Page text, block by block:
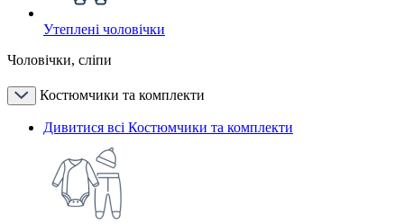
Утеплені чоловічки
Чоловічки, сліпи
Костюмчики та комплекти
Дивитися всі Костюмчики та комплекти